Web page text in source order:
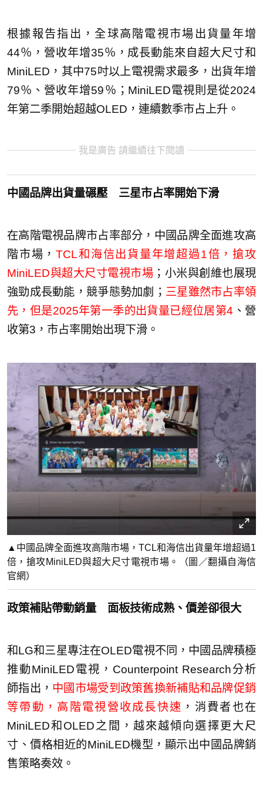
根據報告指出，全球高階電視市場出貨量年增
44％，營收年增35％，成長動能來自超大尺寸和
MiniLED，其中75吋以上電視需求最多，出貨年增
79％、營收年增59％；MiniLED電視則是從2024
年第二季開始超越OLED，連續數季市占上升。
我是廣告 請繼續往下閱讀
中國品牌出貨量碾壓 三星市占率開始下滑
在高階電視品牌市占率部分，中國品牌全面進攻高
階市場，TCL和海信出貨量年增超過1倍，搶攻
MiniLED與超大尺寸電視市場 ；小米與創維也展現
強勁成長動能，競爭態勢加劇； 三星雖然市占率領
先，但是2025年第一季的出貨量已經位居第4 、營
收第3，市占率開始出現下滑。
▲中國品牌全面進攻高階市場，TCL和海信出貨量年增超過1
倍，搶攻MiniLED與超大尺寸電視市場。（圖／翻攝自海信
官網）
政策補貼帶動銷量 面板技術成熟、價差卻很大
和LG和三星專注在OLED電視不同，中國品牌積極
推動MiniLED電視，Counterpoint Research分析
師指出， 中國市場受到政策舊換新補貼和品牌促銷
等帶動，高階電視營收成長快速 ，消費者也在
MiniLED和OLED之間，越來越傾向選擇更大尺
寸、價格相近的MiniLED機型，顯示出中國品牌銷
售策略奏效。